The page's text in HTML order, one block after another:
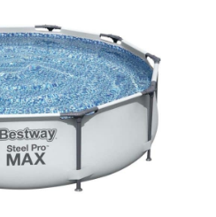
matériaux compatibles.
Coupe à eau pour
refroidissement et
réduction de la poussière
La machine utilise un
système de coupe humide
à l’eau, qui refroidit le
disque pendant le travail
et aide à limiter la
poussière. C’est un